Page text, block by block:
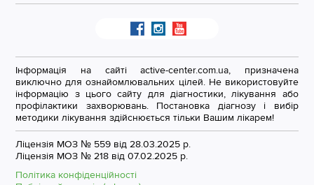
Ліцензія МОЗ № 559 від 28.03.2025 р.
Ліцензія МОЗ № 218 від 07.02.2025 р.
Політика конфіденційності
Інформація на сайті active-center.com.ua, призначена
виключно для ознайомлювальних цілей. Не використовуйте
інформацію з цього сайту для діагностики, лікування або
профілактики захворювань. Постановка діагнозу і вибір
методики лікування здійснюється тільки Вашим лікарем!